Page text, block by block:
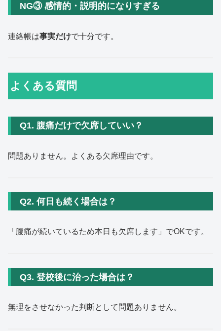
NG③ 感情的・説明的になりすぎる
連絡帳は事実だけで十分です。
よくある質問
Q1. 腹痛だけで欠席していい？
問題ありません。よくある欠席理由です。
Q2. 何日も続く場合は？
「腹痛が続いているため本日も欠席します」でOKです。
Q3. 登校後に治った場合は？
無理をさせなかった判断として問題ありません。